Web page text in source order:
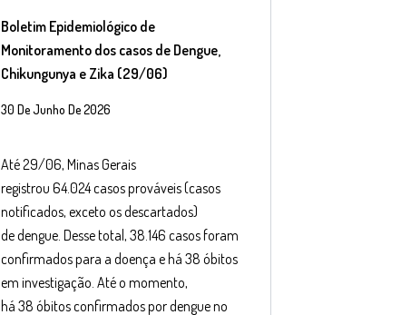
Boletim Epidemiológico de
Monitoramento dos casos de Dengue,
Chikungunya e Zika (29/06)
30 De Junho De 2026
Até 29/06, Minas Gerais
registrou 64.024 casos prováveis (casos
notificados, exceto os descartados)
de dengue. Desse total, 38.146 casos foram
confirmados para a doença e há 38 óbitos
em investigação. Até o momento,
há 38 óbitos confirmados por dengue no